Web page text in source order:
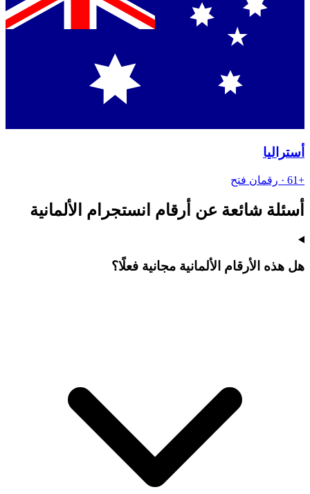
أستراليا
+61 · رقمان فتح
أسئلة شائعة عن أرقام انستجرام الألمانية
هل هذه الأرقام الألمانية مجانية فعلًا؟